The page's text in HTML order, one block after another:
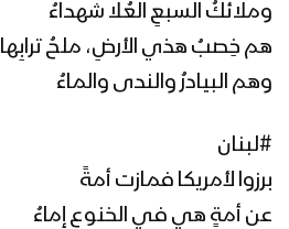
وملائكُ السبعِ العُلا شهداءُ
هم خِصبُ هذي الأرضِ، ملحُ ترابِها
وهم البيادرُ والندى والماءُ
#لبنان
برزوا لأمريكا فمازت أمةً
عن أمةٍ هي في الخنوعِ إماءُ